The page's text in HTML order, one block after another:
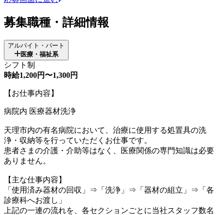
募集職種・詳細情報
アルバイト・パート
医療・福祉系
シフト制
時給1,200円〜1,300円
【お仕事内容】
病院内 医療器材洗浄
天理市内の有名病院において、治療に使用する処置具の洗
浄・収納等を行っていただくお仕事です。
患者さまの介護・介助等はなく、医療関係の専門知識は必要
ありません。
【主な仕事内容】
「使用済み器材の回収」⇒「洗浄」⇒「器材の組立」⇒「各
診療科へお渡し」
上記の一連の流れを、各セクションごとに当社スタッフ数名